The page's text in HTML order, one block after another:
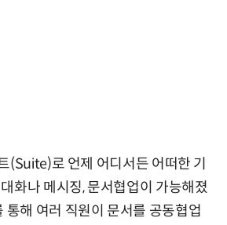
(Suite)로 언제 어디서든 어떠한 기
화나 메시징, 문서협업이 가능해졌
통해 여러 직원이 문서를 공동협업